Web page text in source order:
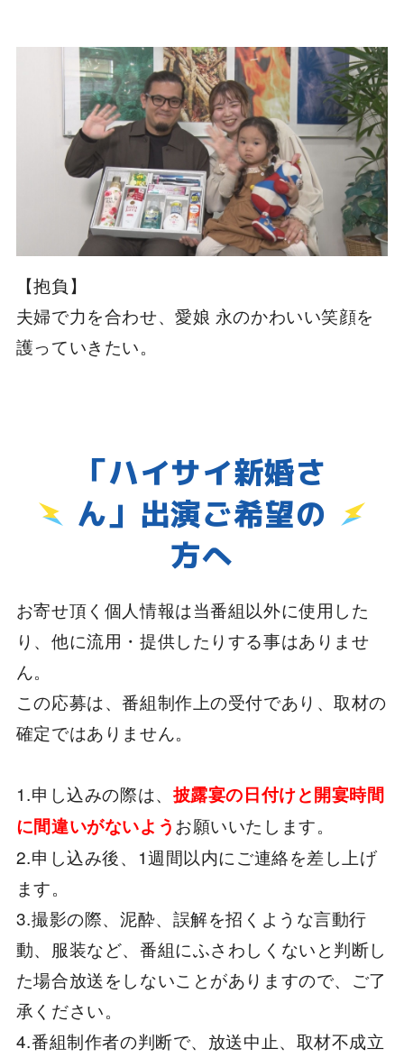
【抱負】
夫婦で力を合わせ、愛娘 永のかわいい笑顔を
護っていきたい。
「ハイサイ新婚さ
ん」出演ご希望の
方へ
お寄せ頂く個人情報は当番組以外に使用した
り、他に流用・提供したりする事はありませ
ん。
この応募は、番組制作上の受付であり、取材の
確定ではありません。
1.申し込みの際は、 披露宴の日付けと開宴時間
に間違いがないようお願いいたします。
2.申し込み後、1週間以内にご連絡を差し上げ
ます。
3.撮影の際、泥酔、誤解を招くような言動行
動、服装など、番組にふさわしくないと判断し
た場合放送をしないことがありますので、ご了
承ください。
4.番組制作者の判断で、放送中止、取材不成立